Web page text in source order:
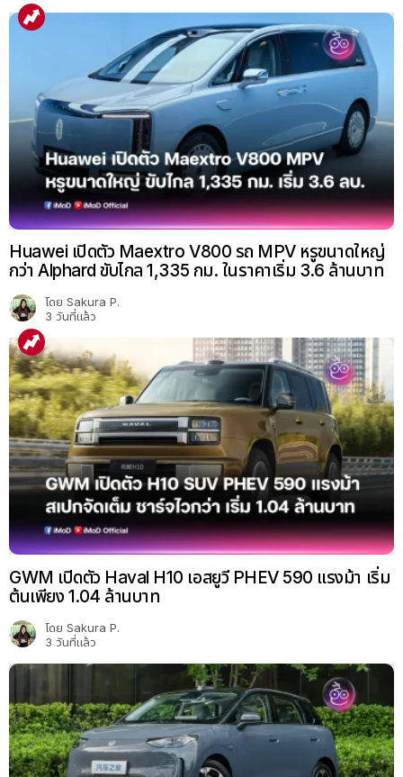
Huawei เปิดตัว Maextro V800 รถ MPV หรูขนาดใหญ่
กว่า Alphard ขับไกล 1,335 กม. ในราคาเริ่ม 3.6 ล้านบาท
โดย Sakura P.
3 วันที่แล้ว
GWM เปิดตัว Haval H10 เอสยูวี PHEV 590 แรงม้า เริ่ม
ต้นเพียง 1.04 ล้านบาท
โดย Sakura P.
3 วันที่แล้ว